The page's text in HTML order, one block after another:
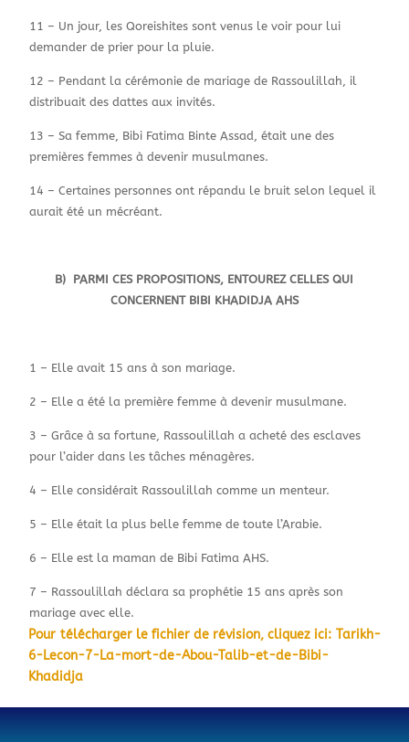
11 – Un jour, les Qoreishites sont venus le voir pour lui
demander de prier pour la pluie.
12 – Pendant la cérémonie de mariage de Rassoulillah, il
distribuait des dattes aux invités.
13 – Sa femme, Bibi Fatima Binte Assad, était une des
premières femmes à devenir musulmanes.
14 – Certaines personnes ont répandu le bruit selon lequel il
aurait été un mécréant.
B) PARMI CES PROPOSITIONS, ENTOUREZ CELLES QUI
CONCERNENT BIBI KHADIDJA AHS
1 – Elle avait 15 ans à son mariage.
2 – Elle a été la première femme à devenir musulmane.
3 – Grâce à sa fortune, Rassoulillah a acheté des esclaves
pour l’aider dans les tâches ménagères.
4 – Elle considérait Rassoulillah comme un menteur.
5 – Elle était la plus belle femme de toute l’Arabie.
6 – Elle est la maman de Bibi Fatima AHS.
7 – Rassoulillah déclara sa prophétie 15 ans après son
mariage avec elle.
Pour télécharger le fichier de révision, cliquez ici: Tarikh-
6-Lecon-7-La-mort-de-Abou-Talib-et-de-Bibi-
Khadidja